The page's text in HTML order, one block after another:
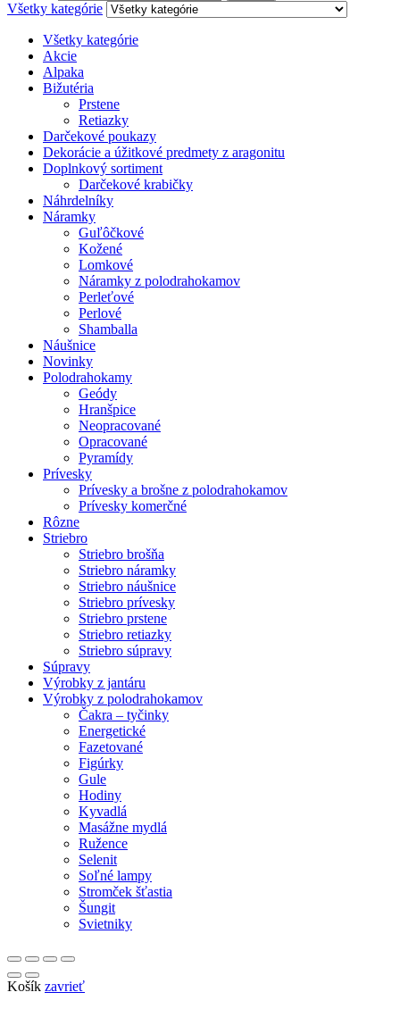
Všetky kategórie
Všetky kategórie
Akcie
Alpaka
Bižutéria
Prstene
Retiazky
Darčekové poukazy
Dekorácie a úžitkové predmety z aragonitu
Doplnkový sortiment
Darčekové krabičky
Náhrdelníky
Náramky
Guľôčkové
Kožené
Lomkové
Náramky z polodrahokamov
Perleťové
Perlové
Shamballa
Náušnice
Novinky
Polodrahokamy
Geódy
Hranšpice
Neopracované
Opracované
Pyramídy
Prívesky
Prívesky a brošne z polodrahokamov
Prívesky komerčné
Rôzne
Striebro
Striebro brošňa
Striebro náramky
Striebro náušnice
Striebro prívesky
Striebro prstene
Striebro retiazky
Striebro súpravy
Súpravy
Výrobky z jantáru
Výrobky z polodrahokamov
Čakra – tyčinky
Energetické
Fazetované
Figúrky
Gule
Hodiny
Kyvadlá
Masážne mydlá
Ružence
Selenit
Soľné lampy
Stromček šťastia
Šungit
Svietniky
Košík zavrieť